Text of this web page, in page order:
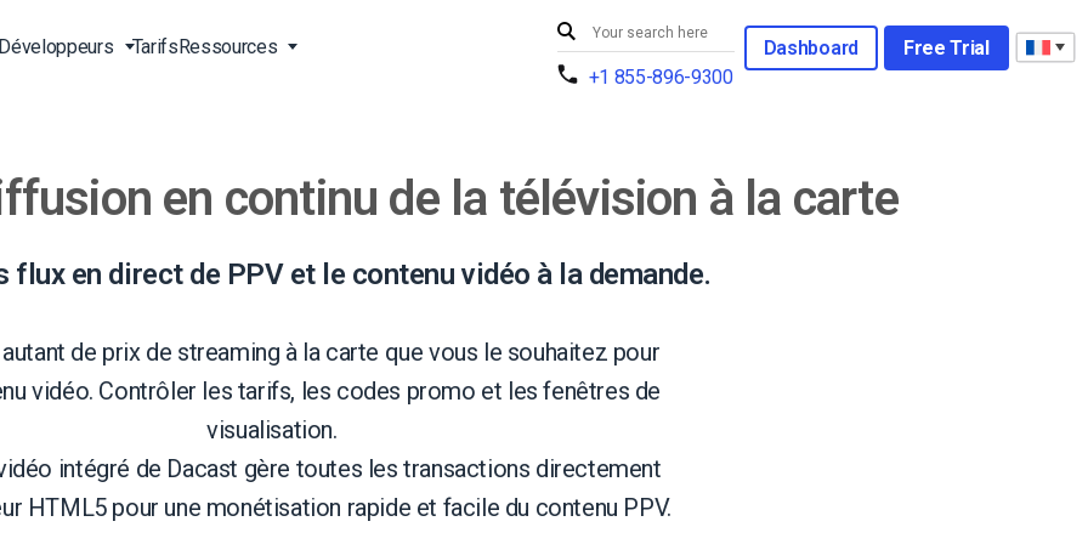
Streaming vidéo en direct
Diffusion en ligne en direct
Solutions de livraison dans le
monde entier
Streaming en direct CDN
en
Vidéo pour les entreprises
Vidéo pour la vente
Agences de création
musiciens
Stations de radio et de
Outils pour développeurs
Streaming à la carte
TarifsRessources
Support 24/7
Services professionnels
A propos de nous
Carrières
Contact
+1 855-896-9300
Dashboard Free Trial
en continu de la télévision à la carte
flux en direct de PPV et le contenu vidéo à la demande.
de prix de streaming à la carte que vous le souhaitez pour
vidéo. Contrôler les tarifs, les codes promo et les fenêtres de
visualisation.
intégré de Dacast gère toutes les transactions directement
HTML5 pour une monétisation rapide et facile du contenu PPV.